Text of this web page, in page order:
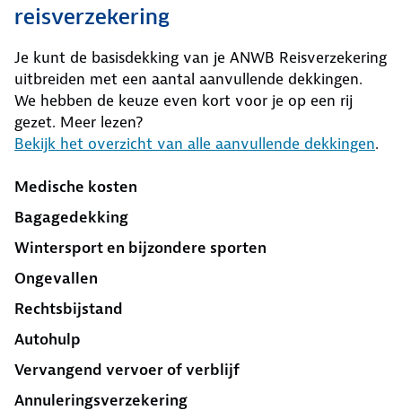
reisverzekering
Je kunt de basisdekking van je ANWB Reisverzekering
uitbreiden met een aantal aanvullende dekkingen.
We hebben de keuze even kort voor je op een rij
gezet. Meer lezen?
Bekijk het overzicht van alle aanvullende dekkingen.
Medische kosten
Bagagedekking
Wintersport en bijzondere sporten
Ongevallen
Rechtsbijstand
Autohulp
Vervangend vervoer of verblijf
Annuleringsverzekering